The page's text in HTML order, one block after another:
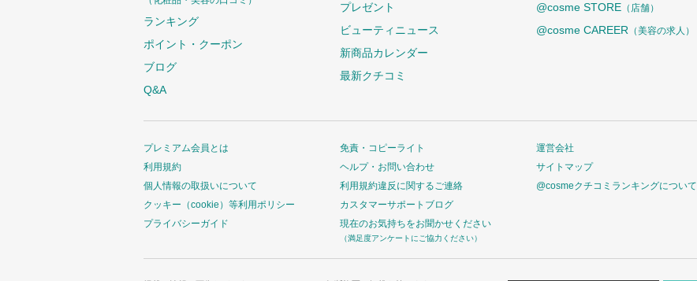
ランキング
ポイント・クーポン
ブログ
Q&A
プレゼント
ビューティニュース
新商品カレンダー
最新クチコミ
@cosme STORE （店舗）
@cosme CAREER （美容の求人）
プレミアム会員とは
利用規約
個人情報の取扱いについて
クッキー（cookie）等利用ポリシー
プライバシーガイド
免責・コピーライト
ヘルプ・お問い合わせ
利用規約違反に関するご連絡
カスタマーサポートブログ
現在のお気持ちをお聞かせください
（満足度アンケートにご協力ください）
運営会社
サイトマップ
@cosmeクチコミランキングについて